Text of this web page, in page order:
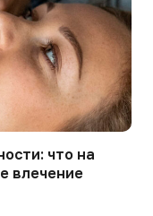
что на
влечение